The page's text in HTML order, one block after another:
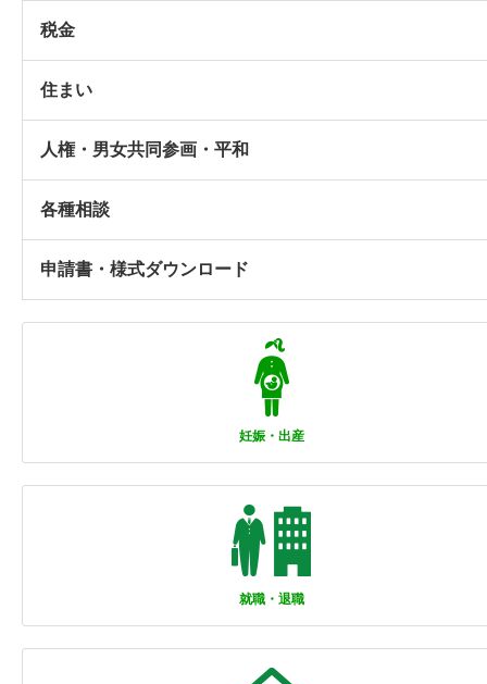
税金
住まい
人権・男女共同参画・平和
各種相談
申請書・様式ダウンロード
妊娠・出産
就職・退職